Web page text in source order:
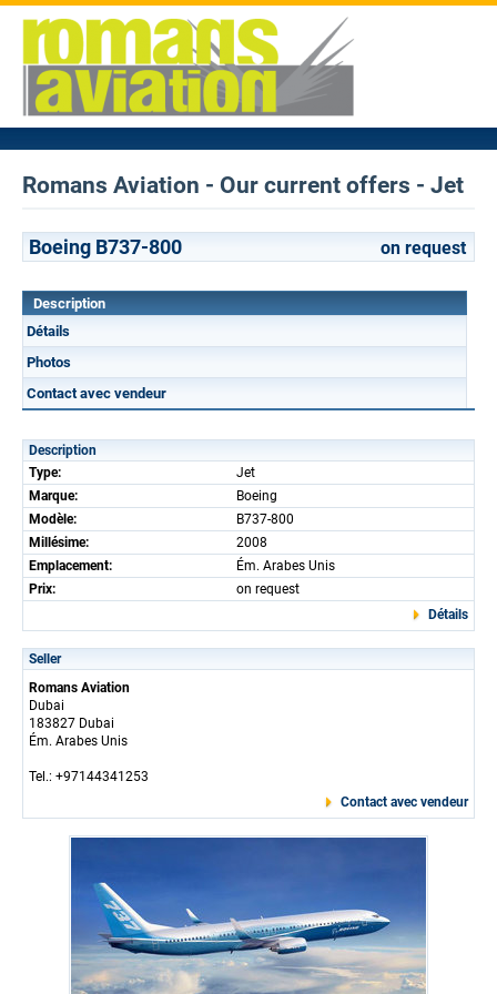
Romans Aviation - Our current offers - Jet
Boeing B737-800 on request
Description
Détails
Photos
Contact avec vendeur
Description
Type:
Jet
Marque:
Boeing
Modèle:
B737-800
Millésime:
2008
Emplacement:
Ém. Arabes Unis
Prix:
on request
Détails
Seller
Romans Aviation
Dubai
183827 Dubai
Ém. Arabes Unis
Tel.: +97144341253
Contact avec vendeur